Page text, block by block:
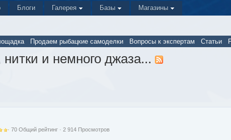
Блоги Галерея Базы Магазины
Продаем рыбацкие самоделки Вопросы к экспертам Статьи
нитки и немного джаза...
·70 Общий рейтинг · 2 914 Просмотров